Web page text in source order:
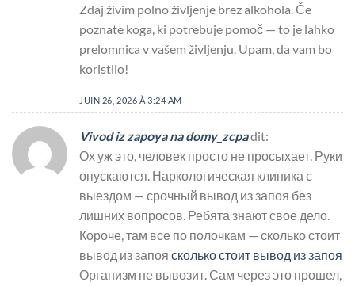
Zdaj živim polno življenje brez alkohola. Če
poznate koga, ki potrebuje pomoč — to je lahko
prelomnica v vašem življenju. Upam, da vam bo
koristilo!
JUIN 26, 2026 À 3:24 AM
Vivod iz zapoya na domy_zcpadit:
Ох уж это, человек просто не просыхает. Руки
опускаются. Наркологическая клиника с
выездом — срочный вывод из запоя без
лишних вопросов. Ребята знают свое дело.
Короче, там все по полочкам — сколько стоит
вывод из запоя сколько стоит вывод из запоя
Организм не вывозит. Сам через это прошел,